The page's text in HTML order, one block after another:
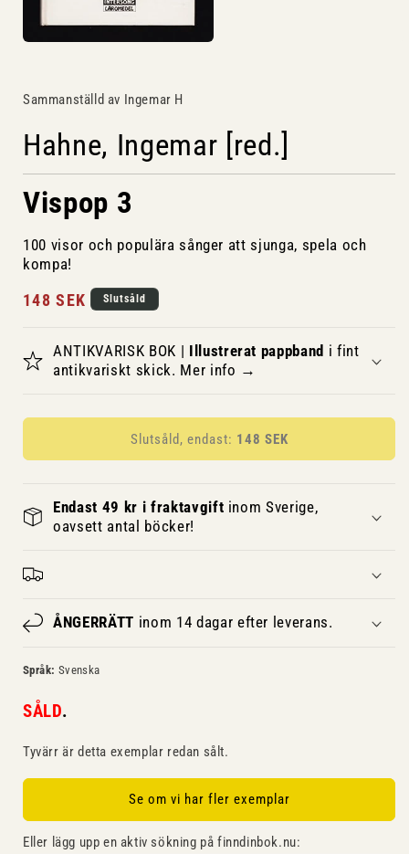
modalfönster
Sammanställd av Ingemar H
Hahne, Ingemar [red.]
Vispop 3
100 visor och populära sånger att sjunga, spela och
kompa!
Ordinarie
148 SEK Slutsåld
ANTIKVARISK BOK | Illustrerat pappband i fint
antikvariskt skick. Mer info →
Slutsåld, endast: 148 SEK
Endast 49 kr i fraktavgift inom Sverige,
oavsett antal böcker!
ÅNGERRÄTT inom 14 dagar efter leverans.
Språk: Svenska
SÅLD.
Tyvärr är detta exemplar redan sålt.
Se om vi har fler exemplar
Eller lägg upp en aktiv sökning på finndinbok.nu: